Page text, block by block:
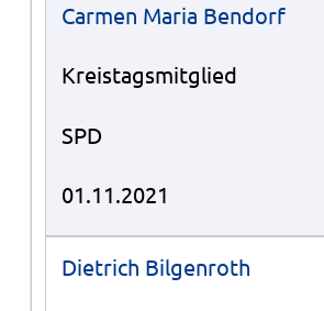
Carmen Maria Bendorf
Kreistagsmitglied
SPD
01.11.2021
Dietrich Bilgenroth